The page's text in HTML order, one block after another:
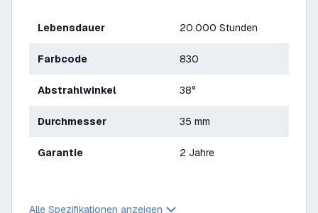
Lebensdauer 20.000 Stunden
Farbcode 830
Abstrahlwinkel 38°
Durchmesser 35 mm
Garantie 2 Jahre
Alle Spezifikationen anzeigen